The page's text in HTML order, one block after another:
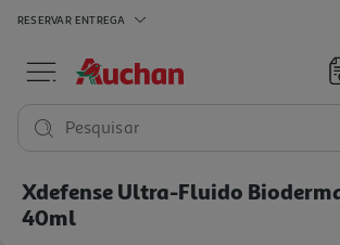
RESERVAR ENTREGA
Pesquisar
Xdefense Ultra-Fluido
40ml